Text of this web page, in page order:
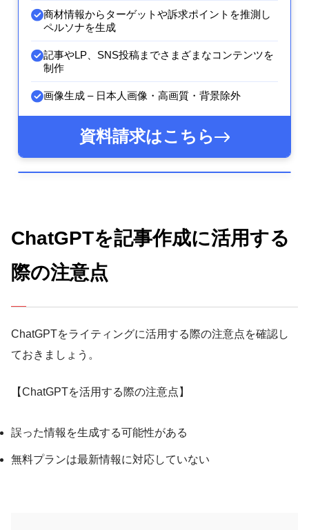
商材情報からターゲットや訴求ポイントを推測し
ペルソナを生成
記事やLP、SNS投稿までさまざまなコンテンツを
制作
画像生成 – 日本人画像・高画質・背景除外
資料請求はこちら
ChatGPTを記事作成に活用する
際の注意点
ChatGPTをライティングに活用する際の注意点を確認し
ておきましょう。
【ChatGPTを活用する際の注意点】
誤った情報を生成する可能性がある
無料プランは最新情報に対応していない